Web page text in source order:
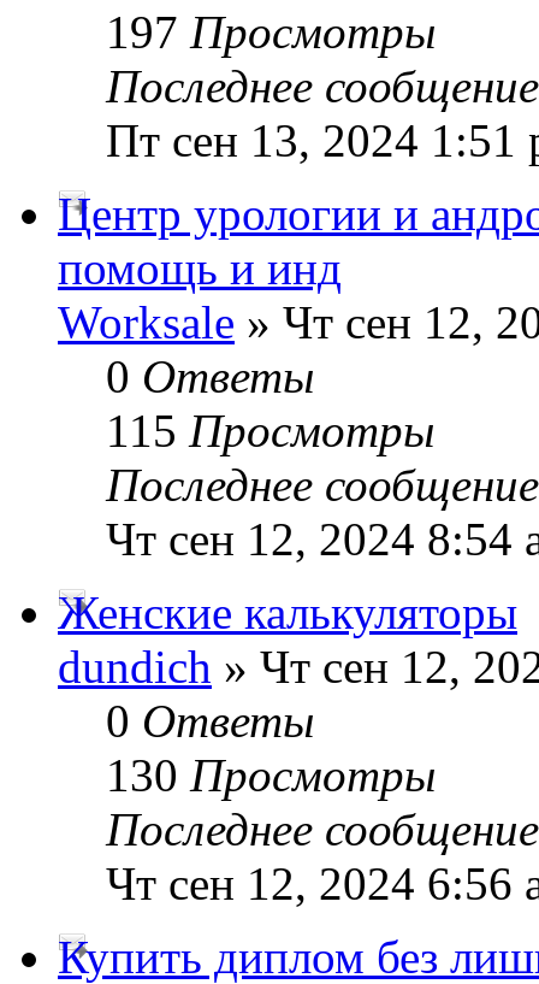
197 Просмотры
Последнее
Пт сен 13, 2024 1:51
Центр урологии и
помощь и инд
Worksale » Чт сен 12,
0 Ответы
115 Просмотры
Последнее
Чт сен 12, 2024 8:54
Женские калькуляторы
dundich » Чт сен 12,
0 Ответы
130 Просмотры
Последнее
Чт сен 12, 2024 6:56
Купить диплом без